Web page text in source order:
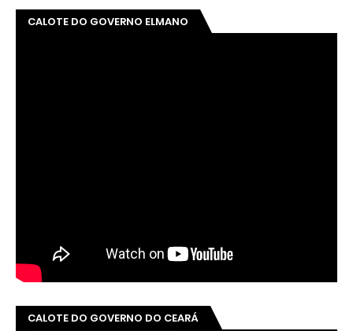
CALOTE DO GOVERNO ELMANO
CALOTE DO GOVERNO DO CEARÁ